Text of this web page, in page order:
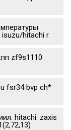
hitachi r
zf9s1110
fsr34 bvp ch*
hitachi: zaxis